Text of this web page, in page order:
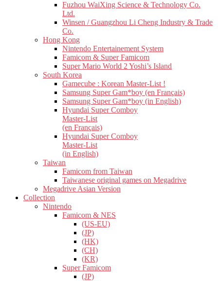
Fuzhou WaiXing Science & Technology Co.
Ltd.
Winsen / Guangzhou Li Cheng Industry & Trade
Co.
Hong Kong
Nintendo Entertainement System
Famicom & Super Famicom
Super Mario World 2 Yoshi’s Island
South Korea
Gamecube : Korean Master-List !
Samsung Super Gam*boy (en Français)
Samsung Super Gam*boy (in English)
Hyundai Super Comboy
Master-List
(en Français)
Hyundai Super Comboy
Master-List
(in English)
Taiwan
Famicom from Taiwan
Taiwanese original games on Megadrive
Megadrive Asian Version
Collection
Nintendo
Famicom & NES
(US-EU)
(JP)
(HK)
(CH)
(KR)
Super Famicom
(JP)